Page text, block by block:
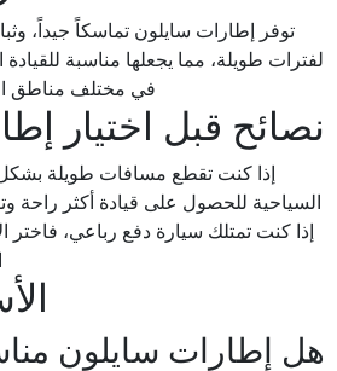
توفر إطارات سايلون تماسكاً جيداً،
لفترات طويلة، مما يجعلها مناسبة للقيادة
في مختلف مناطق
نصائح قبل اختيار
إذا كنت تقطع مسافات طويلة
السياحية للحصول على قيادة أكثر راحة
إذا كنت تمتلك سيارة دفع رباعي،
هل إطارات سايلون